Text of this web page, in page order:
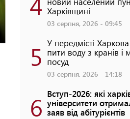
Харківщині
03 серпня, 2026 - 09:45
5 У передмісті
пити воду з кранів і
посуд
03 серпня, 2026 - 14:18
6 Вступ-2026: які
університети
заяв від абітурієнтів